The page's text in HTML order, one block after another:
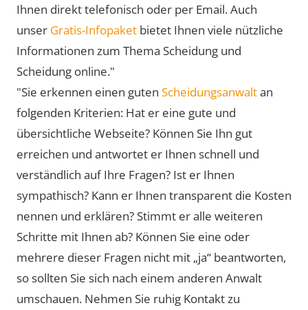
Ihnen direkt telefonisch oder per Email. Auch
unser Gratis-Infopaket bietet Ihnen viele nützliche
Informationen zum Thema Scheidung und
Scheidung online."
"Sie erkennen einen guten Scheidungsanwaltan
folgenden Kriterien: Hat er eine gute und
übersichtliche Webseite? Können Sie Ihn gut
erreichen und antwortet er Ihnen schnell und
verständlich auf Ihre Fragen? Ist er Ihnen
sympathisch? Kann er Ihnen transparent die Kosten
nennen und erklären? Stimmt er alle weiteren
Schritte mit Ihnen ab? Können Sie eine oder
mehrere dieser Fragen nicht mit „ja“ beantworten,
so sollten Sie sich nach einem anderen Anwalt
umschauen. Nehmen Sie ruhig Kontakt zu